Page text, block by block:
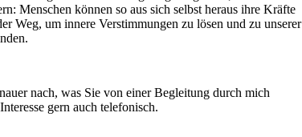
Menschen können so aus sich selbst heraus ihre Kräfte
Weg, um innere Verstimmungen zu lösen und zu unserer
nach, was Sie von einer Begleitung durch mich
gern auch telefonisch.